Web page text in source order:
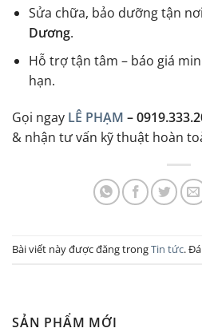
Sửa chữa, bảo dưỡng tận
Dương.
Hỗ trợ tận tâm – báo giá
hạn.
Gọi ngay LÊ PHẠM –
& nhận tư vấn kỹ thuật hoàn
Bài viết này được đăng trongTin tức.
SẢN PHẨM MỚI